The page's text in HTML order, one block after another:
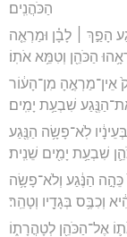
הַכֹּהֲנִֽים׃
הָפַ֣ךְ ׀ לָבָ֗ן וּמַרְאֵ֤ה
הַכֹּהֵ֖ן וְטִמֵּ֥א אֹתֽוֹ׃
מִן־הָע֔וֹר
שִׁבְעַ֥ת יָמִֽים׃
לֹֽא־פָשָׂ֥ה הַנֶּ֖גַע
שִׁבְעַ֥ת יָמִ֖ים שֵׁנִֽית׃
כֵּהָ֣ה הַנֶּ֔גַע וְלֹא־פָשָׂ֥ה
וְכִבֶּ֥ס בְּגָדָ֖יו וְטָהֵֽר׃
אֶל־הַכֹּהֵ֖ן לְטָהֳרָת֑וֹ